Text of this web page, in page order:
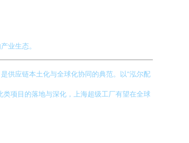
业生态。
供应链本土化与全球化协同的典范。以“泓尔配
项目的落地与深化，上海超级工厂有望在全球